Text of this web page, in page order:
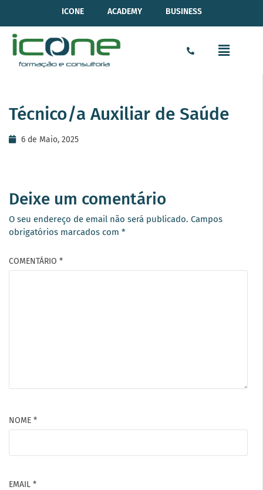
ICONE ACADEMY BUSINESS
Técnico/a Auxiliar de Saúde
6 de Maio, 2025
Deixe um comentário
O seu endereço de email não será publicado. Campos
obrigatórios marcados com *
COMENTÁRIO *
NOME *
EMAIL *